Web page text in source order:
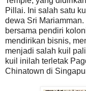
Pillai. Ini salah satu
dewa Sri
bersama pendiri
mendirikan bisnis,
menjadi salah kuil
kuil inilah terletak
Chinatown di